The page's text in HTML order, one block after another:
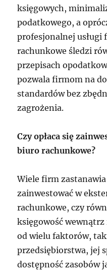
księgowych,
podatkowego, a
profesjonalnej usługi
rachunkowe śledzi
przepisach
pozwala firmom na
standardów bez
zagrożenia.
Czy opłaca się
biuro rachunkowe?
Wiele firm
zainwestować w
rachunkowe, czy
księgowość
od wielu faktorów,
przedsiębiorstwa, jej
dostępność zasobów